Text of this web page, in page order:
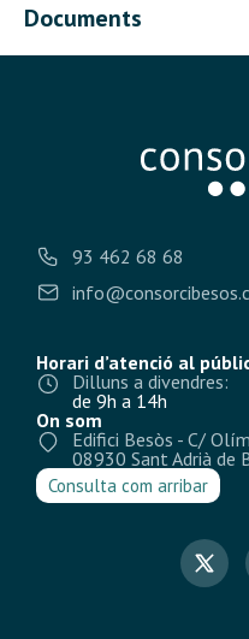
Documents
93 462 68 68
Horari d’atenció al
Dilluns a divendres:
de 9h a 14h
On som
Edifici Besòs - C/
08930 Sant Adrià de
Consulta com arribar